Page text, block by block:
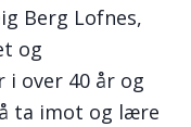
Berg Lofnes,
og
i over 40 år og
ta imot og lære